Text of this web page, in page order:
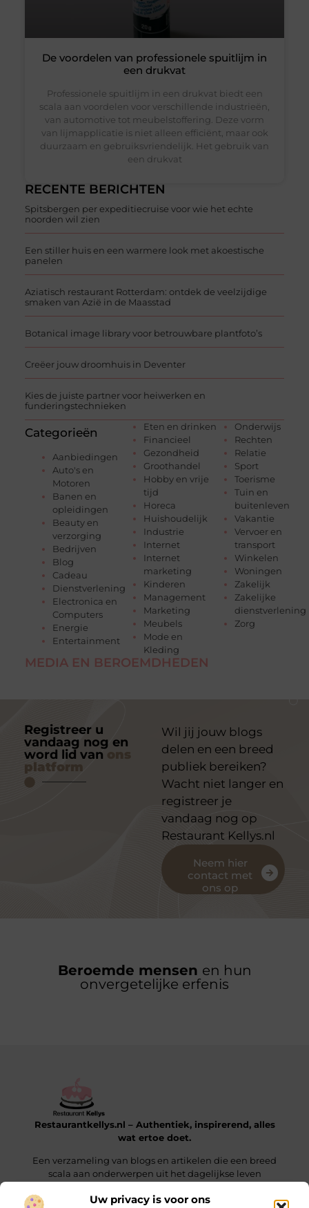
Uw privacy is voor ons
RECENTE BERICHTEN
Spitsbergen per expeditiecruise voor wie het echte
noorden wil zien
Een stiller huis en een warmere look met akoestische
panelen
Aziatisch restaurant Rotterdam: ontdek de veelzijdige
smaken van Azië in de Maasstad
Botanical image library voor betrouwbare plantfoto’s
Creëer jouw droomhuis in Deventer
Kies de juiste partner voor heiwerken en
funderingstechnieken
Categorieën
Aanbiedingen
Auto's en
Motoren
Banen en
opleidingen
Beauty en
verzorging
Bedrijven
Blog
Cadeau
Dienstverlening
Electronica en
Computers
Energie
Entertainment
Eten en drinken
Financieel
Gezondheid
Groothandel
Hobby en vrije
tijd
Horeca
Huishoudelijk
Industrie
Internet
Internet
marketing
Kinderen
Management
Marketing
Meubels
Mode en
Kleding
Onderwijs
Rechten
Relatie
Sport
Toerisme
Tuin en
buitenleven
Vakantie
Vervoer en
transport
Winkelen
Woningen
Zakelijk
Zakelijke
dienstverlening
Zorg
MEDIA EN BEROEMDHEDEN
De voordelen van professionele spuitlijm in
een drukvat
Professionele spuitlijm in een drukvat biedt een
scala aan voordelen voor verschillende industrieën,
van automotive tot meubelstoffering. Deze vorm
van lijmapplicatie is niet alleen efficiënt, maar ook
duurzaam en gebruiksvriendelijk. Het gebruik van
een drukvat
Registreer u
vandaag nog en
word lid van
platform
Wil jij jouw blogs
delen en een breed
publiek bereiken?
Wacht niet langer en
registreer je
vandaag nog op
Restaurant Kellys.nl
Neem hier
contact met
ons op
Beroemde mensen en hun
onvergetelijke erfenis
Restaurantkellys.nl – Authentiek, inspirerend, alles
wat ertoe doet.
Een verzameling van blogs en artikelen die een breed
scala aan onderwerpen uit het dagelijkse leven